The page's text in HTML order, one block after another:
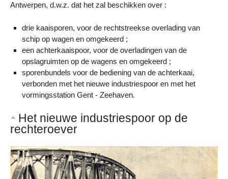
Antwerpen, d.w.z. dat het zal beschikken over :
drie kaaisporen, voor de rechtstreekse overlading van
schip op wagen en omgekeerd ;
een achterkaaispoor, voor de overladingen van de
opslagruimten op de wagens en omgekeerd ;
sporenbundels voor de bediening van de achterkaai,
verbonden met het nieuwe industriespoor en met het
vormingsstation Gent - Zeehaven.
Het nieuwe industriespoor op de
rechteroever